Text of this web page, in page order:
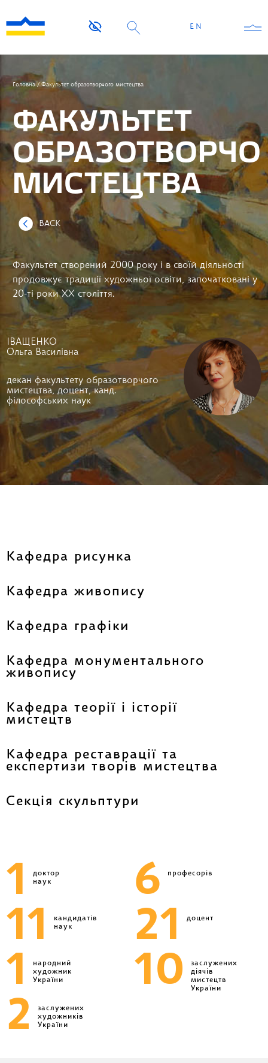
EN
Головна/Факультет образотворчого мистецтва
ФАКУЛЬТЕТ
МИСТЕЦТВА
BACK
Факультет створений 2000 року і в своїй діяльності
продовжує традиції художньої освіти, започатковані у
20-ті роки ХХ століття.
ІВАЩЕНКО
Ольга Василівна
декан факультету образотворчого
мистецтва, доцент, канд.
філософських наук
Кафедра рисунка
Кафедра живопису
Кафедра графіки
Кафедра монументального
живопису
Кафедра теорії і історії
мистецтв
Кафедра реставрації та
експертизи творів мистецтва
Секція скульптури
1
доктор
наук
6 професорів
11
кандидатів
наук
21 доцент
1
народний
художник
України
10
заслужених
діячів
мистецтв
України
2
заслужених
художників
України